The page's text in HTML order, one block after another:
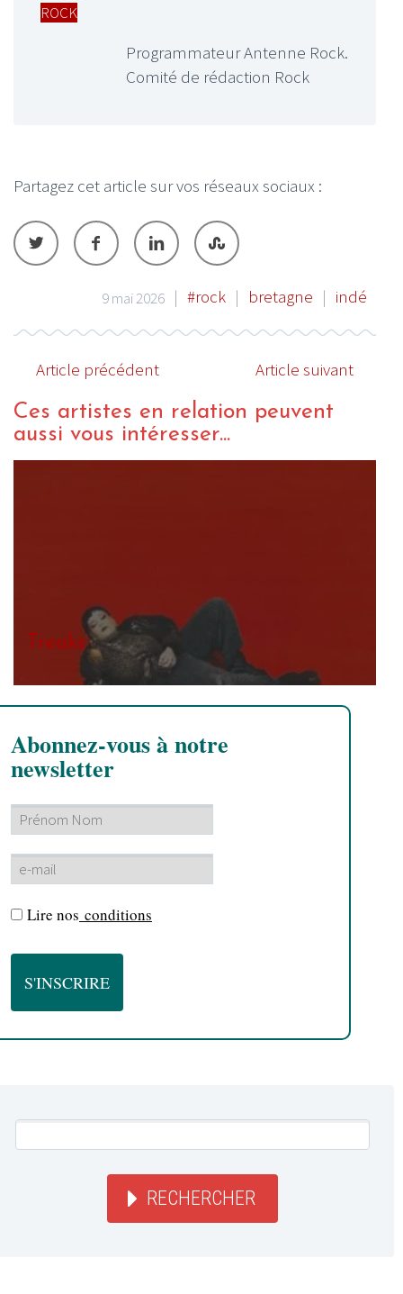
ROCK
Programmateur Antenne Rock.
Comité de rédaction Rock
Partagez cet article sur vos réseaux sociaux :
9 mai 2026 | #rock | bretagne | indé
Article précédent Article suivant
Ces artistes en relation peuvent
aussi vous intéresser...
Treaks
Abonnez-vous à notre
newsletter
Lire nos conditions
RECHERCHER